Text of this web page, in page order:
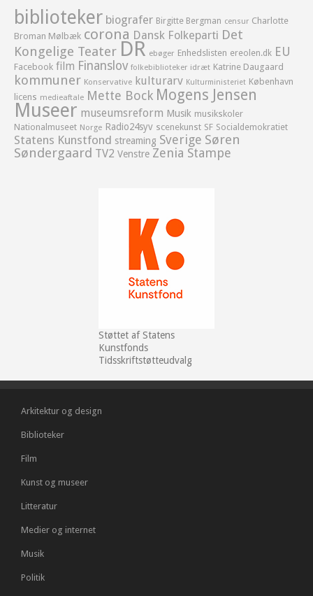
biblioteker biografer Birgitte Bergman censur Charlotte
Broman Mølbæk corona Dansk Folkeparti Det
Kongelige Teater DR ebøger Enhedslisten ereolen.dk EU
Facebook film Finanslov folkebiblioteker idræt Katrine Daugaard
kommuner Konservative kulturarv Kulturministeriet København
licens medieaftale Mette Bock Mogens Jensen
Museer museumsreform Musik musikskoler
Nationalmuseet Norge Radio24syv scenekunst SF Socialdemokratiet
Statens Kunstfond streaming Sverige Søren
Søndergaard TV2 Venstre Zenia Stampe
Støttet af Statens
Kunstfonds
Tidsskriftstøtteudvalg
Arkitektur og design
Biblioteker
Film
Kunst og museer
Litteratur
Medier og internet
Musik
Politik